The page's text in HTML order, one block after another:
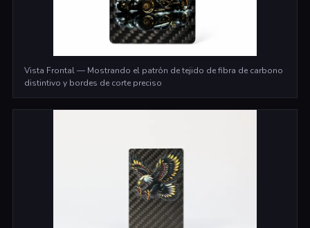
Vista Frontal — Mostrando el patrón de tejido de fibra de carbono
distintivo y bordes de corte preciso